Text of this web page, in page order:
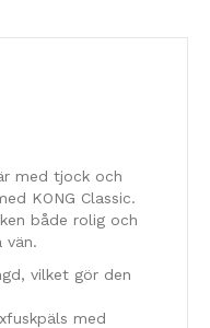
med tjock och
KONG Classic.
både rolig och
vän.
vilket gör den
med